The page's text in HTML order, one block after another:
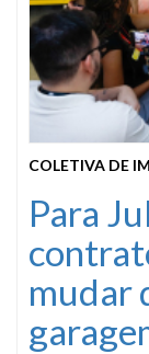
COLETIVA DE
Para
mudar